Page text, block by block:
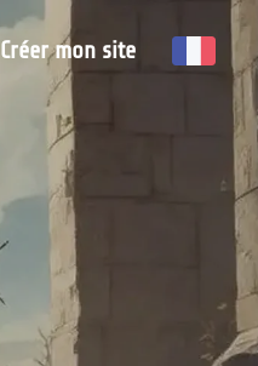
Créer mon site